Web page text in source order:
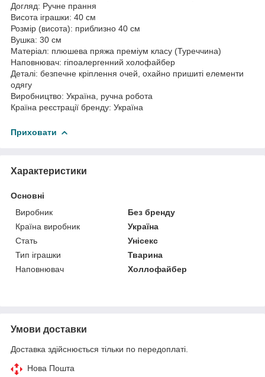
Догляд: Ручне прання
Висота іграшки: 40 см
Розмір (висота): приблизно 40 см
Вушка: 30 см
Матеріал: плюшева пряжа преміум класу (Туреччина)
Наповнювач: гіпоалергенний холофайбер
Деталі: безпечне кріплення очей, охайно пришиті елементи
одягу
Виробництво: Україна, ручна робота
Країна реєстрації бренду: Україна
Приховати
Характеристики
Основні
Виробник
Без бренду
Країна виробник
Україна
Стать
Унісекс
Тип іграшки
Тварина
Наповнювач
Холлофайбер
Умови доставки
Доставка здійснюється тільки по передоплаті.
Нова Пошта